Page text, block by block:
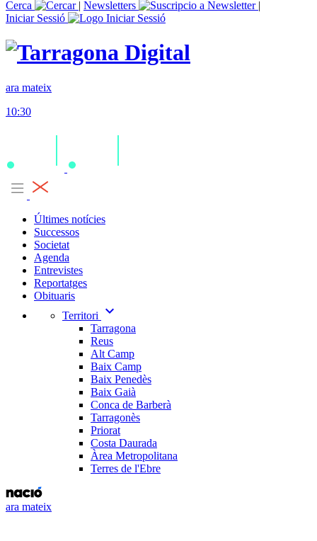
Cerca
| Newsletters
|
Iniciar Sessió
ara mateix
10:30
Últimes notícies
Successos
Societat
Agenda
Entrevistes
Reportatges
Obituaris
Territori
expand_more
Tarragona
Reus
Alt Camp
Baix Camp
Baix Penedès
Baix Gaià
Conca de Barberà
Tarragonès
Priorat
Costa Daurada
Àrea Metropolitana
Terres de l'Ebre
ara mateix